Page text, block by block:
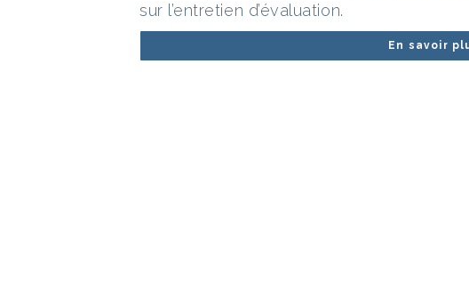
sur l’entretien d’évaluation.
En savoir